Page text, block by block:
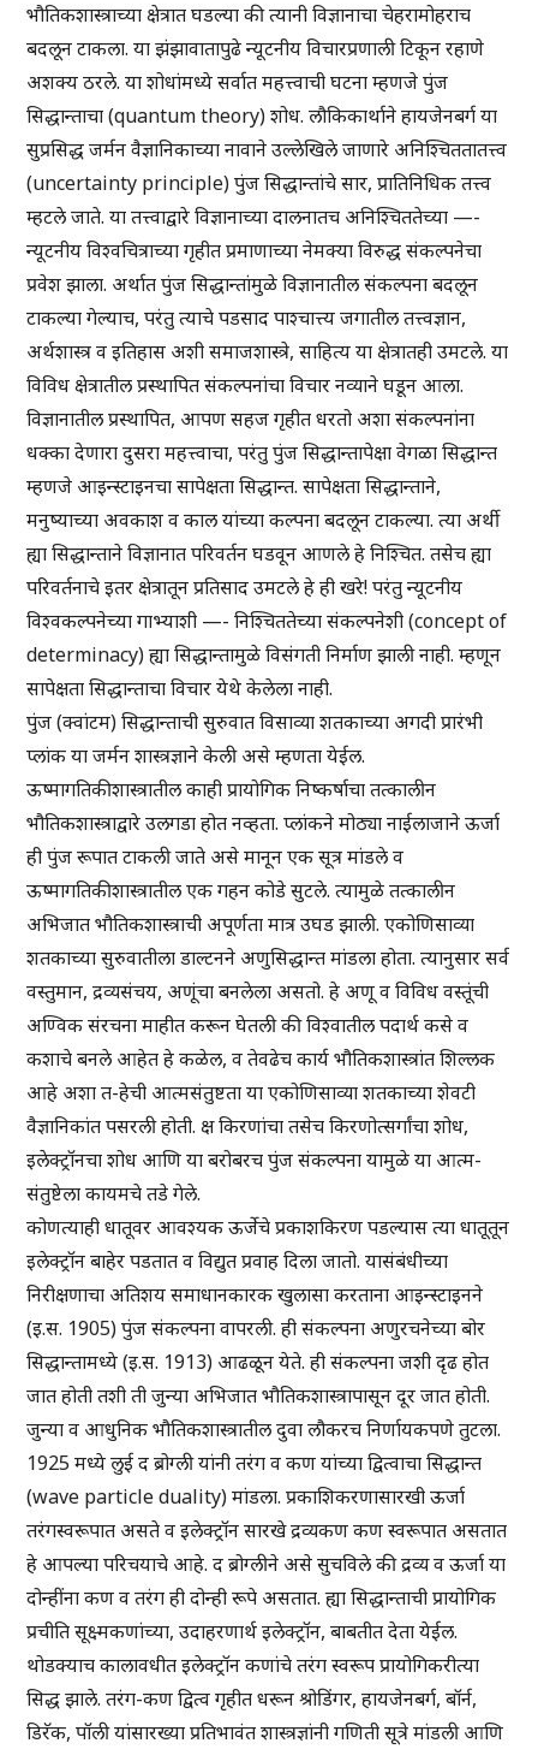
भौतिकशास्त्राच्या क्षेत्रात घडल्या की त्यानी विज्ञानाचा चेहरामोहराच
बदलून टाकला. या झंझावातापुढे न्यूटनीय विचारप्रणाली टिकून रहाणे
अशक्य ठरले. या शोधांमध्ये सर्वात महत्त्वाची घटना म्हणजे पुंज
सिद्धान्ताचा (quantum theory) शोध. लौकिकार्थाने हायजेनबर्ग या
सुप्रसिद्ध जर्मन वैज्ञानिकाच्या नावाने उल्लेखिले जाणारे अनिश्चिततातत्त्व
(uncertainty principle) पुंज सिद्धान्तांचे सार, प्रातिनिधिक तत्त्व
म्हटले जाते. या तत्त्वाद्वारे विज्ञानाच्या दालनातच अनिश्चिततेच्या —-
न्यूटनीय विश्वचित्राच्या गृहीत प्रमाणाच्या नेमक्या विरुद्ध संकल्पनेचा
प्रवेश झाला. अर्थात पुंज सिद्धान्तांमुळे विज्ञानातील संकल्पना बदलून
टाकल्या गेल्याच, परंतु त्याचे पडसाद पाश्चात्त्य जगातील तत्त्वज्ञान,
अर्थशास्त्र व इतिहास अशी समाजशास्त्रे, साहित्य या क्षेत्रातही उमटले. या
विविध क्षेत्रातील प्रस्थापित संकल्पनांचा विचार नव्याने घडून आला.
विज्ञानातील प्रस्थापित, आपण सहज गृहीत धरतो अशा संकल्पनांना
धक्का देणारा दुसरा महत्त्वाचा, परंतु पुंज सिद्धान्तापेक्षा वेगळा सिद्धान्त
म्हणजे आइन्स्टाइनचा सापेक्षता सिद्धान्त. सापेक्षता सिद्धान्ताने,
मनुष्याच्या अवकाश व काल यांच्या कल्पना बदलून टाकल्या. त्या अर्थी
ह्या सिद्धान्ताने विज्ञानात परिवर्तन घडवून आणले हे निश्चित. तसेच ह्या
परिवर्तनाचे इतर क्षेत्रातून प्रतिसाद उमटले हे ही खरे! परंतु न्यूटनीय
विश्वकल्पनेच्या गाभ्याशी —- निश्चिततेच्या संकल्पनेशी (concept of
determinacy) ह्या सिद्धान्तामुळे विसंगती निर्माण झाली नाही. म्हणून
सापेक्षता सिद्धान्ताचा विचार येथे केलेला नाही.
पुंज (क्वांटम) सिद्धान्ताची सुरुवात विसाव्या शतकाच्या अगदी प्रारंभी
प्लांक या जर्मन शास्त्रज्ञाने केली असे म्हणता येईल.
ऊष्मागतिकीशास्त्रातील काही प्रायोगिक निष्कर्षाचा तत्कालीन
भौतिकशास्त्राद्वारे उलगडा होत नव्हता. प्लांकने मोठ्या नाईलाजाने ऊर्जा
ही पुंज रूपात टाकली जाते असे मानून एक सूत्र मांडले व
ऊष्मागतिकीशास्त्रातील एक गहन कोडे सुटले. त्यामुळे तत्कालीन
अभिजात भौतिकशास्त्राची अपूर्णता मात्र उघड झाली. एकोणिसाव्या
शतकाच्या सुरुवातीला डाल्टनने अणुसिद्धान्त मांडला होता. त्यानुसार सर्व
वस्तुमान, द्रव्यसंचय, अणूंचा बनलेला असतो. हे अणू व विविध वस्तूंची
अण्विक संरचना माहीत करून घेतली की विश्वातील पदार्थ कसे व
कशाचे बनले आहेत हे कळेल, व तेवढेच कार्य भौतिकशास्त्रांत शिल्लक
आहे अशा त-हेची आत्मसंतुष्टता या एकोणिसाव्या शतकाच्या शेवटी
वैज्ञानिकांत पसरली होती. क्ष किरणांचा तसेच किरणोत्सर्गांचा शोध,
इलेक्ट्रॉनचा शोध आणि या बरोबरच पुंज संकल्पना यामुळे या आत्म-
संतुष्टेला कायमचे तडे गेले.
कोणत्याही धातूवर आवश्यक ऊर्जेचे प्रकाशकिरण पडल्यास त्या धातूतून
इलेक्ट्रॉन बाहेर पडतात व विद्युत प्रवाह दिला जातो. यासंबंधीच्या
निरीक्षणाचा अतिशय समाधानकारक खुलासा करताना आइन्स्टाइनने
(इ.स. 1905) पुंज संकल्पना वापरली. ही संकल्पना अणुरचनेच्या बोर
सिद्धान्तामध्ये (इ.स. 1913) आढळून येते. ही संकल्पना जशी दृढ होत
जात होती तशी ती जुन्या अभिजात भौतिकशास्त्रापासून दूर जात होती.
जुन्या व आधुनिक भौतिकशास्त्रातील दुवा लौकरच निर्णायकपणे तुटला.
1925 मध्ये लुई द ब्रोग्ली यांनी तरंग व कण यांच्या द्वित्वाचा सिद्धान्त
(wave particle duality) मांडला. प्रकाशिकरणासारखी ऊर्जा
तरंगस्वरूपात असते व इलेक्ट्रॉन सारखे द्रव्यकण कण स्वरूपात असतात
हे आपल्या परिचयाचे आहे. द ब्रोग्लीने असे सुचविले की द्रव्य व ऊर्जा या
दोन्हींना कण व तरंग ही दोन्ही रूपे असतात. ह्या सिद्धान्ताची प्रायोगिक
प्रचीति सूक्ष्मकणांच्या, उदाहरणार्थ इलेक्ट्रॉन, बाबतीत देता येईल.
थोडक्याच कालावधीत इलेक्ट्रॉन कणांचे तरंग स्वरूप प्रायोगिकरीत्या
सिद्ध झाले. तरंग-कण द्वित्व गृहीत धरून श्रोडिंगर, हायजेनबर्ग, बॉर्न,
डिरॅक, पॉली यांसारख्या प्रतिभावंत शास्त्रज्ञांनी गणिती सूत्रे मांडली आणि